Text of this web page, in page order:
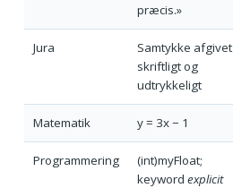
præcis.»
Jura
Samtykke afgivet
skriftligt og
udtrykkeligt
Matematik y = 3x − 1
Programmering
(int)myFloat;
keyword explicit